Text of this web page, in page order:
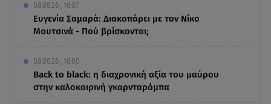
08.08.26 , 16:07
Ευγενία Σαμαρά: Διακοπάρει με τον Νίκο
Μουτσινά - Πού βρίσκονται;
08.08.26 , 16:00
Back to black: η διαχρονική αξία του μαύρου
στην καλοκαιρινή γκαρνταρόμπα